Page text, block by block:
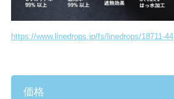
https://www.linedrops.jp/fs/linedrops/18711-44
価格